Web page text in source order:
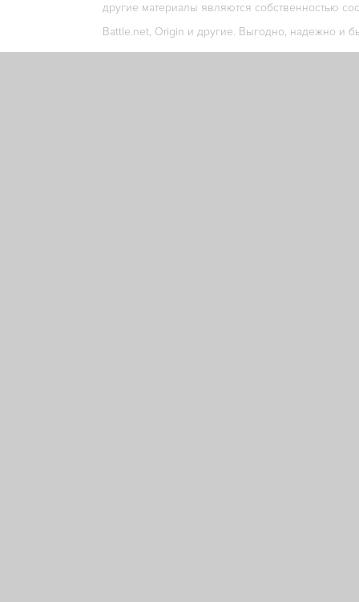
другие материалы являются собственностью
Battle.net, Origin и другие. Выгодно, надежно и